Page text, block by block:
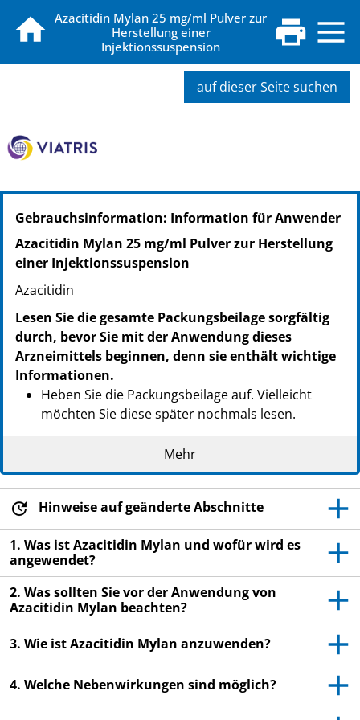
Azacitidin Mylan 25 mg/ml Pulver zur
Herstellung einer
Injektionssuspension
auf dieser Seite suchen
PZN: 16243963
PPN: 111624396302
NTIN: 04150162439630
Gebrauchsinformation: Information für Anwender
Azacitidin Mylan 25 mg/ml Pulver zur Herstellung
einer Injektionssuspension
Azacitidin
Lesen Sie die gesamte Packungsbeilage sorgfältig
durch, bevor Sie mit der Anwendung dieses
Arzneimittels beginnen, denn sie enthält wichtige
Informationen.
Heben Sie die Packungsbeilage auf. Vielleicht
möchten Sie diese später nochmals lesen.
Wenn Sie weitere Fragen haben, wenden Sie sich
an Ihren Arzt, Apotheker oder das medizinische
Fachpersonal.
Wenn Sie Nebenwirkungen bemerken, wenden Sie
sich an Ihren Arzt, Apotheker oder das
medizinische Fachpersonal. Dies gilt auch für
Nebenwirkungen, die nicht in dieser
Packungsbeilage angegeben sind. Siehe Abschnitt
4.
Mehr
Hinweise auf geänderte Abschnitte
1. Was ist Azacitidin Mylan und wofür wird es
angewendet?
2. Was sollten Sie vor der Anwendung von
Azacitidin Mylan beachten?
3. Wie ist Azacitidin Mylan anzuwenden?
4. Welche Nebenwirkungen sind möglich?